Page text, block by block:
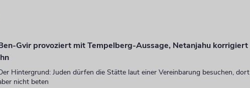
Gvir provoziert mit Tempelberg-Aussage, Netanjahu korrigiert
Hintergrund: Juden dürfen die Stätte laut einer Vereinbarung besuchen, dort
nicht beten